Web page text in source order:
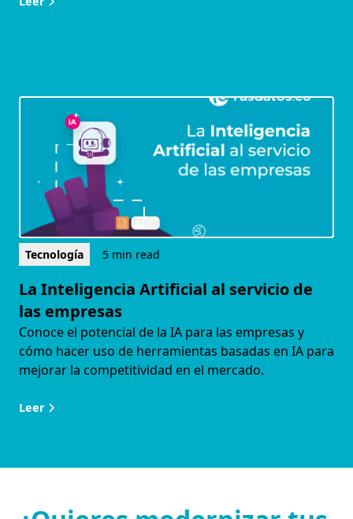
Tecnología 5 min read
La Inteligencia Artificial al servicio de
las empresas
Conoce el potencial de la IA para las empresas y
cómo hacer uso de herramientas basadas en IA para
mejorar la competitividad en el mercado.
Leer